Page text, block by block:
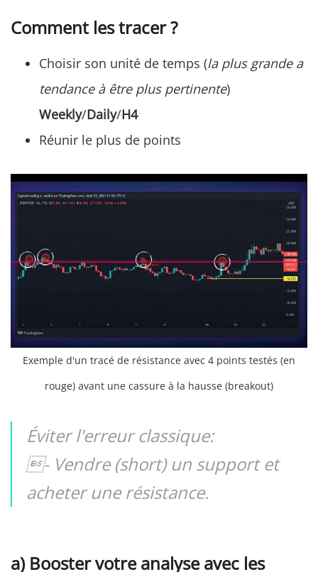
Comment les tracer ?
Choisir son unité de temps (la plus grande a
tendance à être plus pertinente)
Weekly/Daily/H4
Réunir le plus de points
Exemple d'un tracé de résistance avec 4 points testés (en
rouge) avant une cassure à la hausse (breakout)
Éviter l'erreur classique:
- Vendre (short) un support et
acheter une résistance.
a) Booster votre analyse avec les